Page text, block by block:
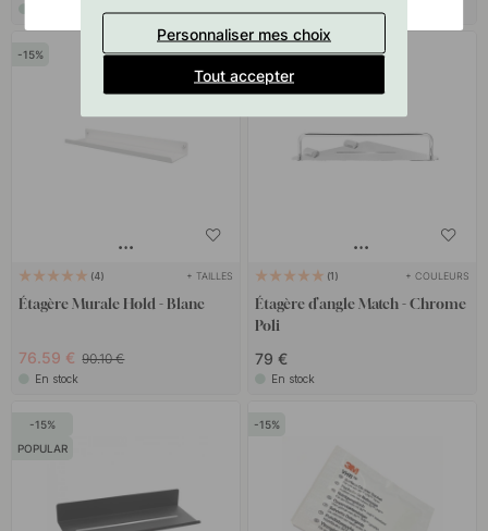
15
4 + TAILLES
Étagère Murale Hold - Blanc
76.59 € 90.10 €
En stock
1 + COULEURS
Étagère d’angle Match - Chrome
Poli
79 €
En stock
15
POPULAR
15
Personnaliser mes choix
Tout accepter